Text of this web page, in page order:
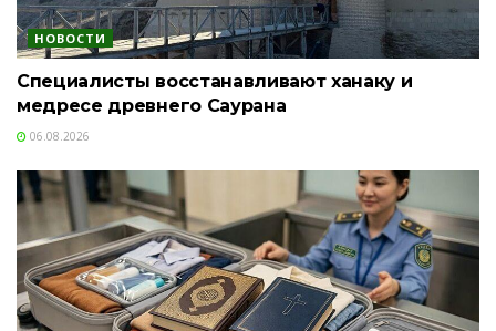
НОВОСТИ
Специалисты восстанавливают ханаку и
медресе древнего Саурана
06.08.2026